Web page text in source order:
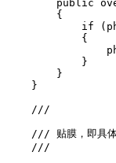
public
        {
if
            {
            }
        }
    }
    ///
/// 贴膜，即具
    ///